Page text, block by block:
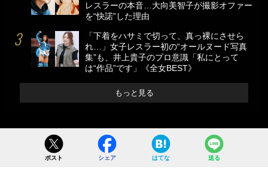
レスラーの本音…大向美智子が撮影オファー
を“快諾”した理由
「下着をハサミで切って、真っ裸にさせら
れ…」女子レスラー初の“オールヌード写真
集”も、井上貴子のプロ意識「私にとって
は“作品”です」《全女BEST》
もっと見る
ポスト シェア はてな 送る